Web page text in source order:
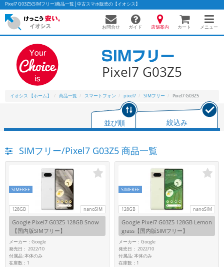
Pixel7 G03Z5(SIMフリー)商品一覧│中古スマホ販売の【イオシス】
お問合せ ガイド 店舗案内 カート メニュー
Pixel7 G03Z5
イオシス 【ホーム】 商品一覧 スマートフォン pixel7 SIMフリー Pixel7 G03Z5
並び順 絞込み
SIMフリー/Pixel7 G03Z5 商品一覧
128GB nanoSIM
SIMFREE
Google Pixel7 G03Z5 128GB Snow
【国内版SIMフリー】
メーカー：Google
発売日： 2022/10
付属品: 本体のみ
在庫数：1
128GB nanoSIM
SIMFREE
Google Pixel7 G03Z5 128GB Lemon
grass【国内版SIMフリー】
メーカー：Google
発売日： 2022/10
付属品: 本体のみ
在庫数：1
かんたんパソコン検索に切り替える
人気の検索ワード： Let's note EliteBook MacBook
カテゴリー
商品ジャンルの絞り込み
「スマートフォン」「タブレット」など
シリーズ
商品シリーズ名・ブランド名の絞り込み。
「iPhone」「Xperia」「Galaxy」など
メーカー
製造、販売メーカーの絞り込み
「Apple」「SONY」「SHARP」など